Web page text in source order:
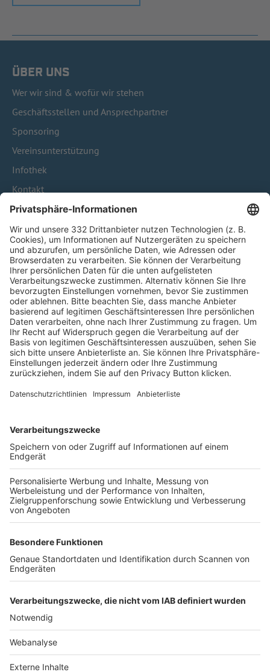
ÜBER UNS
Wer wir sind & wofür wir stehen
Geschäftsstellen und Ansprechpartner
Sponsoring
Vereinsunterstützung
Infothek
Kontakt
HÄUFIG BESUCHTE SEITEN
Pässe und Vereinswechsel
Trainerausbildung
Schulungsangebot Vereinsmitarbeiter
BFV-Geschäftsstellen
Trainerbörse
Login SpielPlus
FOLGE DEM BFV
TOP-VEREINE
TOP-PARTNER
Nutzungsbedingungen Datenschutz Impressum